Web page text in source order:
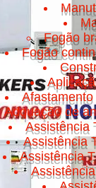
Fogão
Fogão
Adquação de
Assistência
Assistência
Assistência